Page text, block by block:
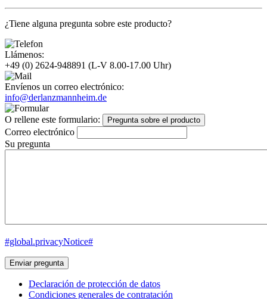
¿Tiene alguna pregunta sobre este producto?
Llámenos:
+49 (0) 2624-948891 (L-V 8.00-17.00 Uhr)
Envíenos un correo electrónico:
info@derlanzmannheim.de
O rellene este formulario: Pregunta sobre el producto
Correo electrónico
Su pregunta
#global.privacyNotice#
Enviar pregunta
Declaración de protección de datos
Condiciones generales de contratación